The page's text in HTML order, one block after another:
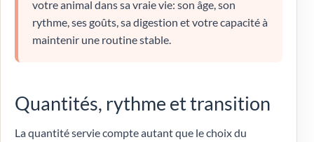
votre animal dans sa vraie vie: son âge, son
rythme, ses goûts, sa digestion et votre capacité à
maintenir une routine stable.
Quantités, rythme et transition
La quantité servie compte autant que le choix du